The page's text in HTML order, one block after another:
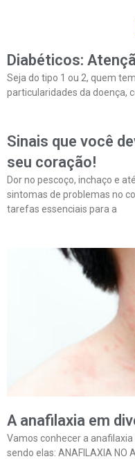
Diabéticos:
Seja do tipo 1 ou 2, quem
particularidades da doença,
Sinais que você
seu coração!
Dor no pescoço, inchaço e
sintomas de problemas no
tarefas essenciais para a
A anafilaxia em
Vamos conhecer a
sendo elas: ANAFILAXIA NO